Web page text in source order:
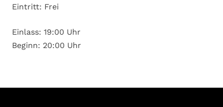
Eintritt: Frei
Einlass: 19:00 Uhr
Beginn: 20:00 Uhr